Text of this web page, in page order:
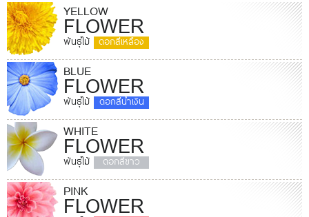
YELLOW
FLOWER
พันธุ์ไม้ ดอกสีเหลือง
BLUE
FLOWER
พันธุ์ไม้ ดอกสีน้ำเงิน
WHITE
FLOWER
พันธุ์ไม้ ดอกสีขาว
PINK
FLOWER